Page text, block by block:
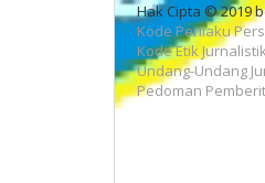
Hak Cipta © 2019
Kode Perilaku
Kode Etik
Undang-Undang
Pedoman